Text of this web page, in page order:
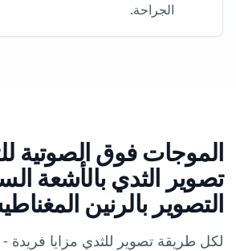
الجراحة.
الموجات فوق الصوتية
تصوير الثدي بالأشعة
التصوير بالرنين
لكل طريقة تصوير للثدي مزايا فريدة -